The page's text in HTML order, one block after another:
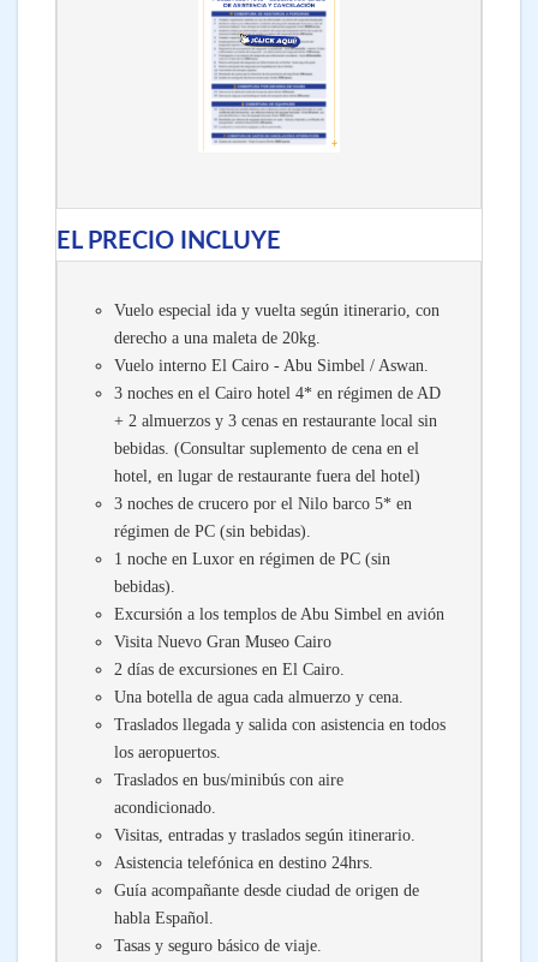
EL PRECIO INCLUYE
Vuelo especial ida y vuelta según itinerario, con
derecho a una maleta de 20kg.
Vuelo interno El Cairo - Abu Simbel / Aswan.
3 noches en el Cairo hotel 4* en régimen de AD
+ 2 almuerzos y 3 cenas en restaurante local sin
bebidas. (Consultar suplemento de cena en el
hotel, en lugar de restaurante fuera del hotel)
3 noches de crucero por el Nilo barco 5* en
régimen de PC (sin bebidas).
1 noche en Luxor en régimen de PC (sin
bebidas).
Excursión a los templos de Abu Simbel en avión
Visita Nuevo Gran Museo Cairo
2 días de excursiones en El Cairo.
Una botella de agua cada almuerzo y cena.
Traslados llegada y salida con asistencia en todos
los aeropuertos.
Traslados en bus/minibús con aire
acondicionado.
Visitas, entradas y traslados según itinerario.
Asistencia telefónica en destino 24hrs.
Guía acompañante desde ciudad de origen de
habla Español.
Tasas y seguro básico de viaje.